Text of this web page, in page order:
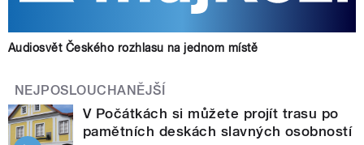
Audiosvět Českého rozhlasu na jednom místě
NEJPOSLOUCHANĚJŠÍ
V Počátkách si můžete projít trasu po
pamětních deskách slavných osobností